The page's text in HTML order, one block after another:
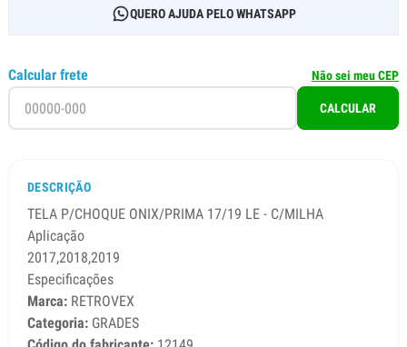
QUERO AJUDA PELO WHATSAPP
Calcular frete Não sei meu CEP
CALCULAR
DESCRIÇÃO
TELA P/CHOQUE ONIX/PRIMA 17/19 LE - C/MILHA
Aplicação
2017,2018,2019
Especificações
Marca: RETROVEX
Categoria: GRADES